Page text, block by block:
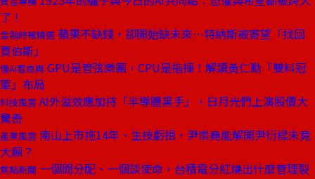
了！
金融時報精選 蘋果不缺錢，卻開始缺未來⋯特納斯被寄望「找回
賈伯斯」
懂AI看商周 GPU是管弦樂團，CPU是指揮！解讀黃仁勳「雙料冠
軍」布局
科技風雲 AI外溢效應加持「半導體黑手」，日月光們上演股價大
驚奇
產業風雲 南山上市拖14年、生技虧損，尹崇堯能解開尹衍樑未竟
大願？
焦點新聞 一個問分配、一個談使命，台積電分紅燒出什麼管理裂